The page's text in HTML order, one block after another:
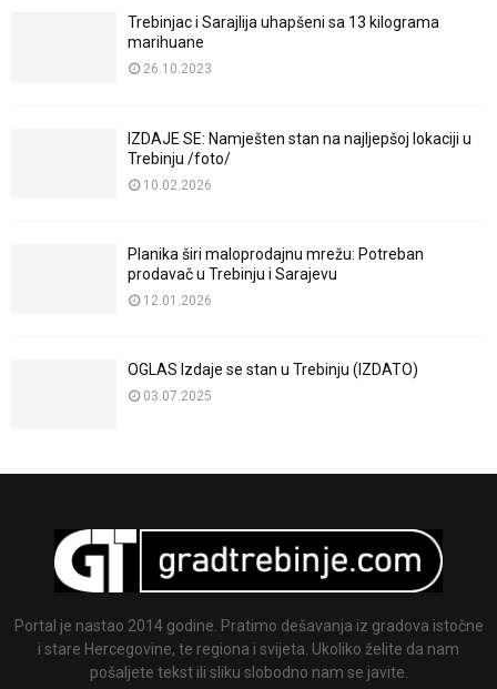
Trebinjac i Sarajlija uhapšeni sa 13 kilograma
marihuane
26.10.2023
IZDAJE SE: Namješten stan na najljepšoj lokaciji u
Trebinju /foto/
10.02.2026
Planika širi maloprodajnu mrežu: Potreban
prodavač u Trebinju i Sarajevu
12.01.2026
OGLAS Izdaje se stan u Trebinju (IZDATO)
03.07.2025
Portal je nastao 2014 godine. Pratimo dešavanja iz gradova istočne
i stare Hercegovine, te regiona i svijeta. Ukoliko želite da nam
pošaljete tekst ili sliku slobodno nam se javite.